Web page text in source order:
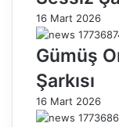
16 Mart 2026
Gümüş
Şarkısı
16 Mart 2026